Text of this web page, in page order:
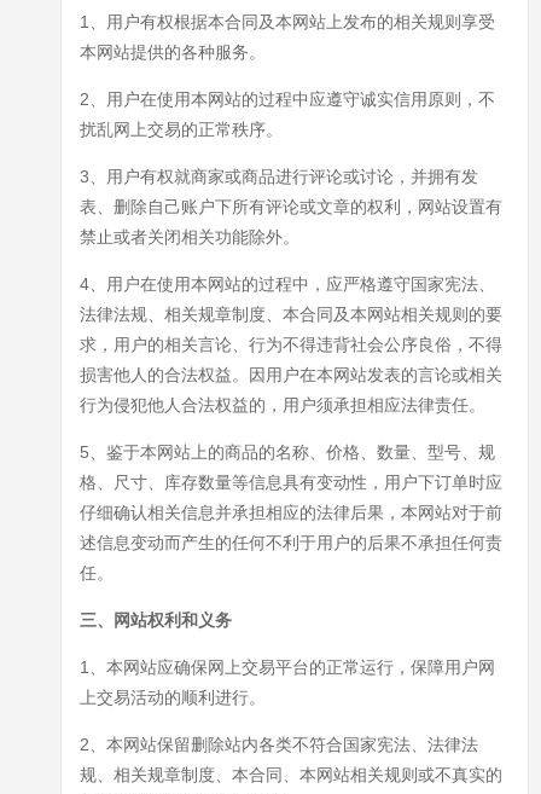
1、用户有权根据本合同及本网站上发布的相关规则享受
本网站提供的各种服务。
2、用户在使用本网站的过程中应遵守诚实信用原则，不
扰乱网上交易的正常秩序。
3、用户有权就商家或商品进行评论或讨论，并拥有发
表、删除自己账户下所有评论或文章的权利，网站设置有
禁止或者关闭相关功能除外。
4、用户在使用本网站的过程中，应严格遵守国家宪法、
法律法规、相关规章制度、本合同及本网站相关规则的要
求，用户的相关言论、行为不得违背社会公序良俗，不得
损害他人的合法权益。因用户在本网站发表的言论或相关
行为侵犯他人合法权益的，用户须承担相应法律责任。
5、鉴于本网站上的商品的名称、价格、数量、型号、规
格、尺寸、库存数量等信息具有变动性，用户下订单时应
仔细确认相关信息并承担相应的法律后果，本网站对于前
述信息变动而产生的任何不利于用户的后果不承担任何责
任。
三、网站权利和义务
1、本网站应确保网上交易平台的正常运行，保障用户网
上交易活动的顺利进行。
2、本网站保留删除站内各类不符合国家宪法、法律法
规、相关规章制度、本合同、本网站相关规则或不真实的